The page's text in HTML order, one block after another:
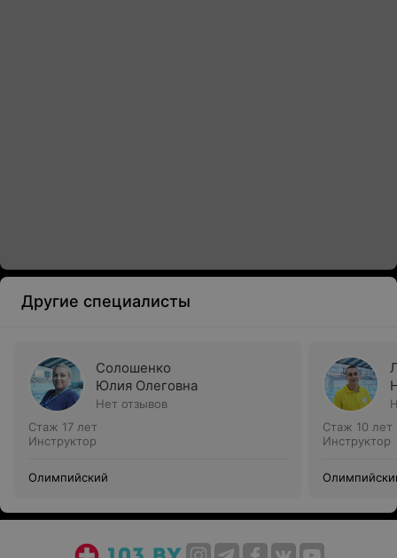
Другие специалисты
Солошенко
Юлия Олеговна
Нет отзывов
Стаж 17 лет
Инструктор
Олимпийский
Стаж 10 лет
Инструктор